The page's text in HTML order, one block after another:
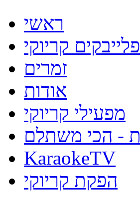
ראשי
פלייבקים קריוקי
זמרים
אודות
מפעילי קריוקי
KaraokeTV
הפקת קריוקי